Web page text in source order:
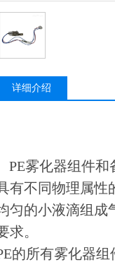
详细介绍
PE雾化器组件和
有不同物理属性
匀的小液滴组成
求。
的所有雾化器